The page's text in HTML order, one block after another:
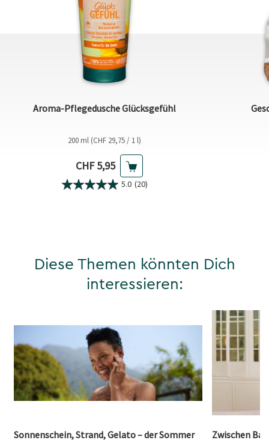
Aroma-Pflegedusche Glücksgefühl
200 ml (CHF 29,75 / 1 l)
Aktueller Preis
CHF 5,95
5.0 (20)
Diese Themen könnten Dich
interessieren:
Sonnenschein, Strand, Gelato – der Sommer
Zwischen